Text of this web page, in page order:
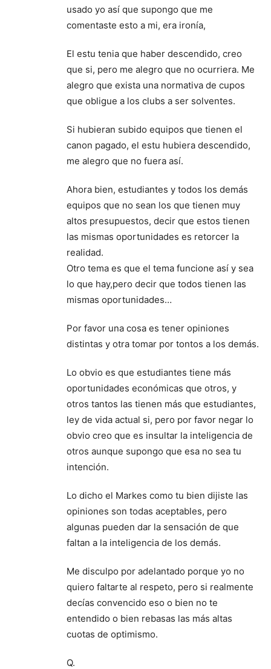
usado yo así que supongo que me
comentaste esto a mi, era ironía,
El estu tenia que haber descendido, creo
que si, pero me alegro que no ocurriera. Me
alegro que exista una normativa de cupos
que obligue a los clubs a ser solventes.
Si hubieran subido equipos que tienen el
canon pagado, el estu hubiera descendido,
me alegro que no fuera así.
Ahora bien, estudiantes y todos los demás
equipos que no sean los que tienen muy
altos presupuestos, decir que estos tienen
las mismas oportunidades es retorcer la
realidad.
Otro tema es que el tema funcione así y sea
lo que hay,pero decir que todos tienen las
mismas oportunidades…
Por favor una cosa es tener opiniones
distintas y otra tomar por tontos a los demás.
Lo obvio es que estudiantes tiene más
oportunidades económicas que otros, y
otros tantos las tienen más que estudiantes,
ley de vida actual si, pero por favor negar lo
obvio creo que es insultar la inteligencia de
otros aunque supongo que esa no sea tu
intención.
Lo dicho el Markes como tu bien dijiste las
opiniones son todas aceptables, pero
algunas pueden dar la sensación de que
faltan a la inteligencia de los demás.
Me disculpo por adelantado porque yo no
quiero faltarte al respeto, pero si realmente
decías convencido eso o bien no te
entendido o bien rebasas las más altas
cuotas de optimismo.
Q.